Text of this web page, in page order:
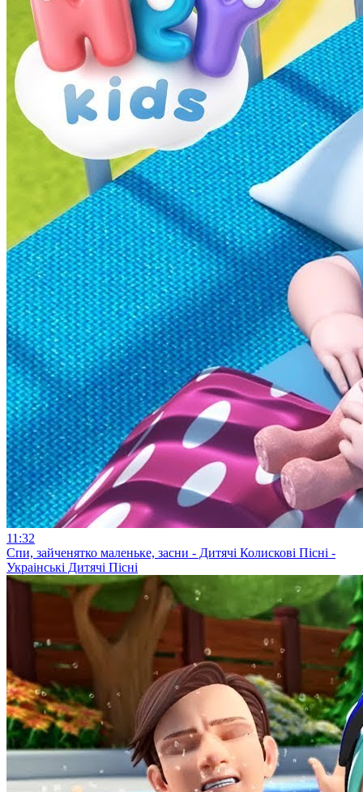
11:32
Спи, зайченятко маленьке, засни - Дитячi Колисковi Піснi -
Украiнські Дитячі Пісні